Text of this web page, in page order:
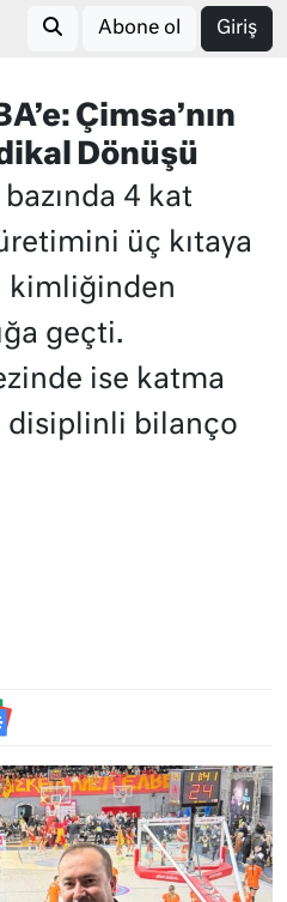
Abone ol Giriş
Çimsa’nın
Dönüşü
4 kat
üç kıtaya
kimliğinden
geçti.
ise katma
disiplinli bilanço